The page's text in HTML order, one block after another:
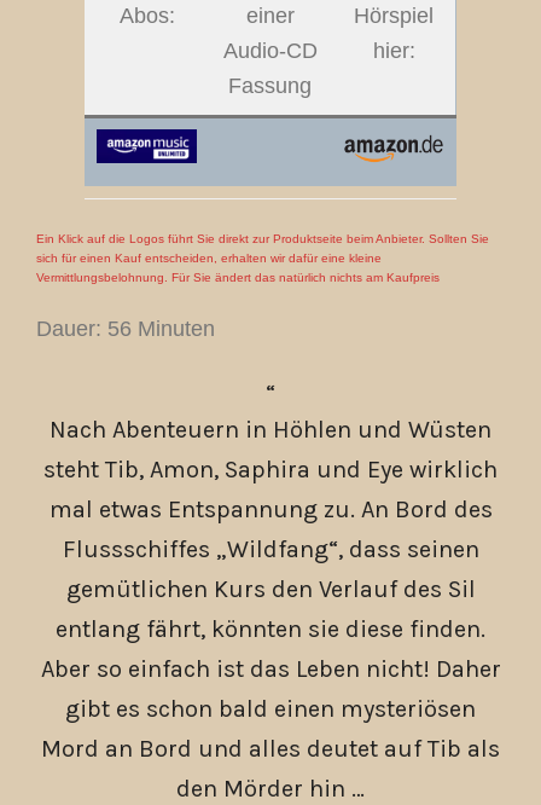
Abos:
einer
Audio-CD
Fassung
Hörspiel
hier:
Ein Klick auf die Logos führt Sie direkt zur Produktseite beim Anbieter. Sollten Sie
sich für einen Kauf entscheiden, erhalten wir dafür eine kleine
Vermittlungsbelohnung. Für Sie ändert das natürlich nichts am Kaufpreis
Dauer: 56 Minuten
Nach Abenteuern in Höhlen und Wüsten
steht Tib, Amon, Saphira und Eye wirklich
mal etwas Entspannung zu. An Bord des
Flussschiffes „Wildfang“, dass seinen
gemütlichen Kurs den Verlauf des Sil
entlang fährt, könnten sie diese finden.
Aber so einfach ist das Leben nicht! Daher
gibt es schon bald einen mysteriösen
Mord an Bord und alles deutet auf Tib als
den Mörder hin …